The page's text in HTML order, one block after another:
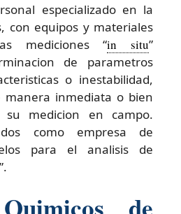
especializado en la
con equipos y materiales
mediciones “in situ”
de parametros
o inestabilidad,
manera inmediata o bien
su medicion en campo.
como empresa de
para el analisis de
”.